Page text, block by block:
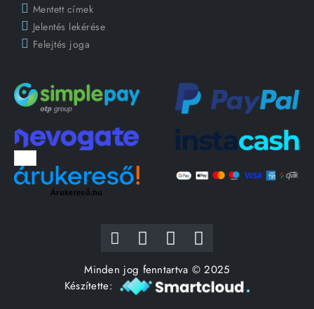
Mentett címek
Jelentés lekérése
Felejtés joga
Árukereső.hu
Minden jog fenntartva © 2025
Készítette: